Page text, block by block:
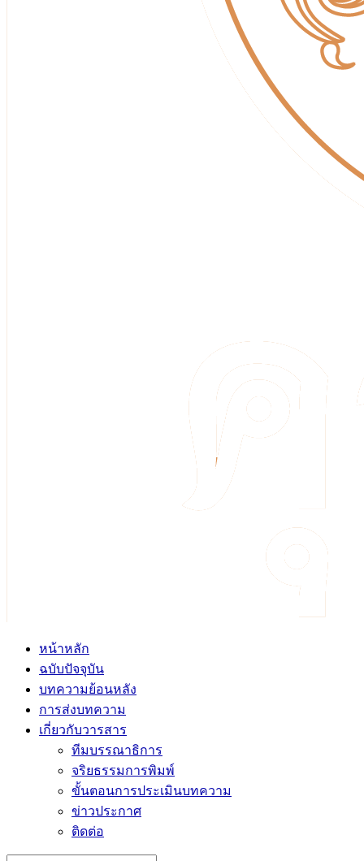
หน้าหลัก
ฉบับปัจจุบัน
บทความย้อนหลัง
การส่งบทความ
เกี่ยวกับวารสาร
ทีมบรรณาธิการ
จริยธรรมการพิมพ์
ขั้นตอนการประเมินบทความ
ข่าวประกาศ
ติดต่อ